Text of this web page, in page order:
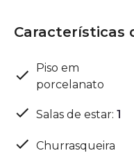
Características
Piso em
porcelanato
Salas de estar: 1
Churrasqueira